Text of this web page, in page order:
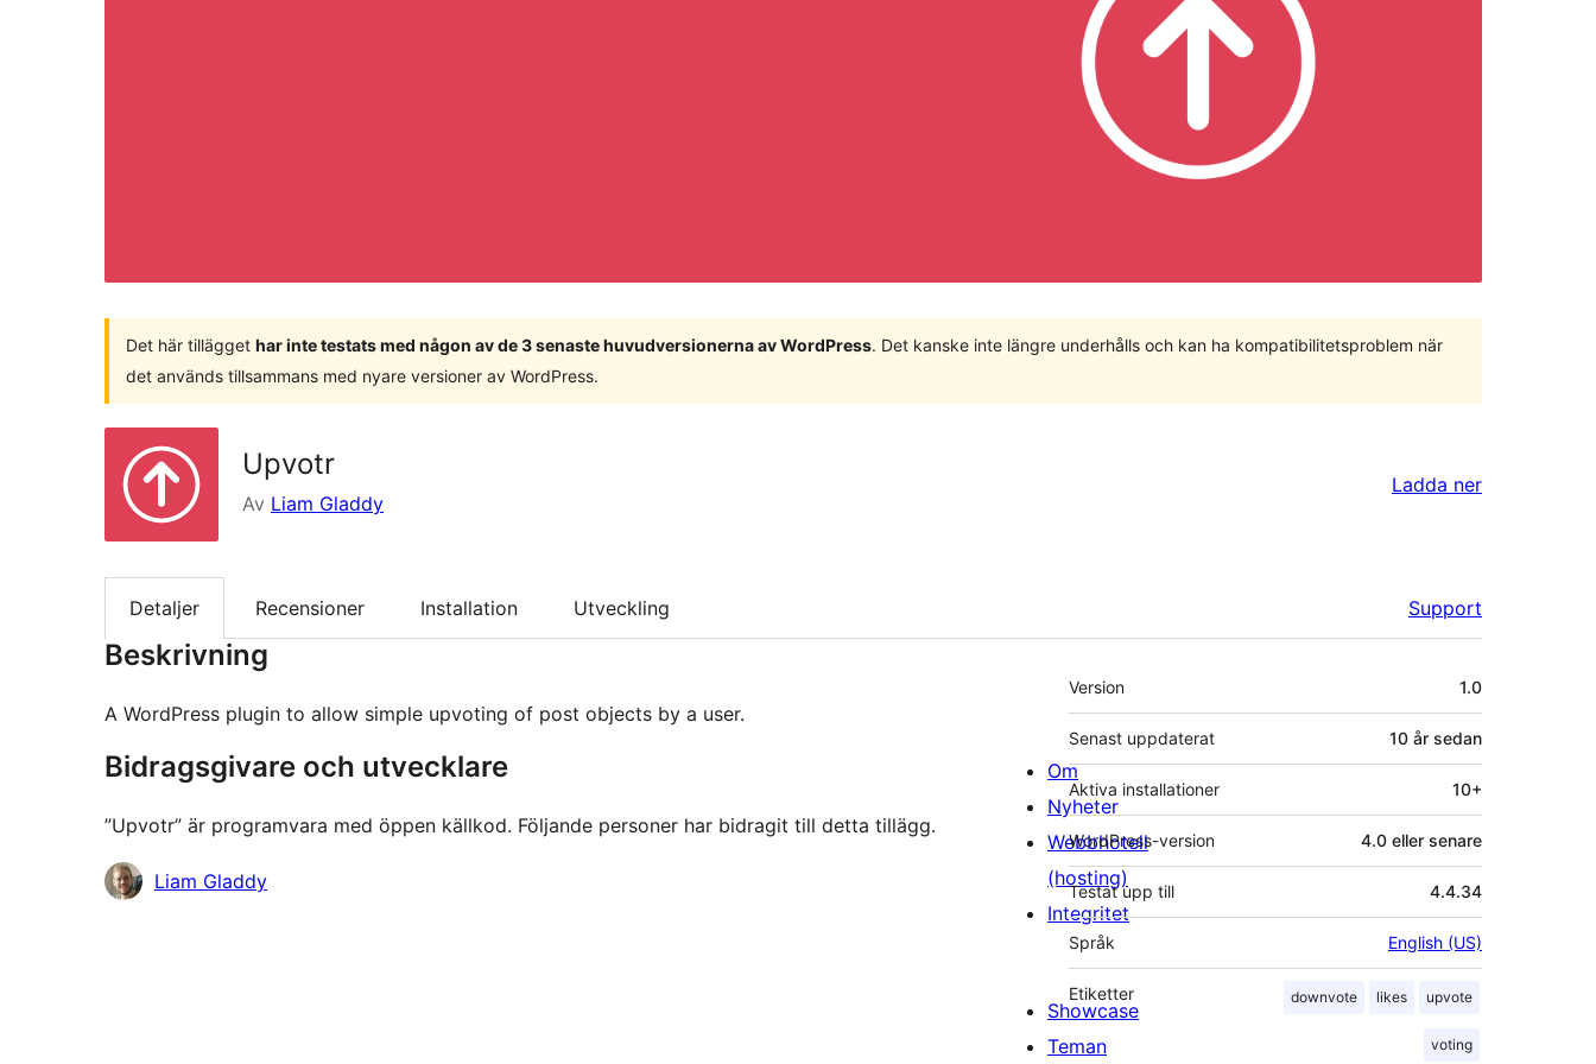
Det här tillägget har inte testats med någon av de 3 senaste huvudversionerna av WordPress. Det kanske inte längre underhålls och kan ha kompatibilitetsproblem när
det används tillsammans med nyare versioner av WordPress.
Upvotr
Av Liam Gladdy
Ladda ner
Detaljer Recensioner Installation Utveckling Support
Beskrivning
A WordPress plugin to allow simple upvoting of post objects by a user.
Bidragsgivare och utvecklare
”Upvotr” är programvara med öppen källkod. Följande personer har bidragit till detta tillägg.
BidragandeLiam Gladdy
Meta
Version 1.0
Senast uppdaterat 10 år sedan
Aktiva installationer 10+
WordPress-version 4.0 eller senare
Testat upp till 4.4.34
Språk English (US)
Etiketter downvote likes upvote
voting
Om
Nyheter
Webbhotell
(hosting)
Integritet
Showcase
Teman